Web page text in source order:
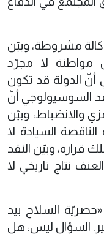
وكالة مشروطة، وبيّن
مواطنة لا مجرّد
أنّ الدولة قد تكون
السوسيولوجي أنّ
والانضباط، وبيّن
الناقصة السيادة لا
قراره، وبيّن النقد
نتاج تاريخي لا
السلاح بيد
السؤال ليس: هل